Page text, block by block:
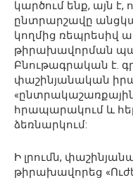
կարծում ենք, այն
ընտրարշավը
կողմից ռեպրեսիվ
թիրախավորման
Բնութագրական է.
փաշինյանական
հրապարակում և
ձեռնարկում:
Ի լրումն,
թիրախավորեց